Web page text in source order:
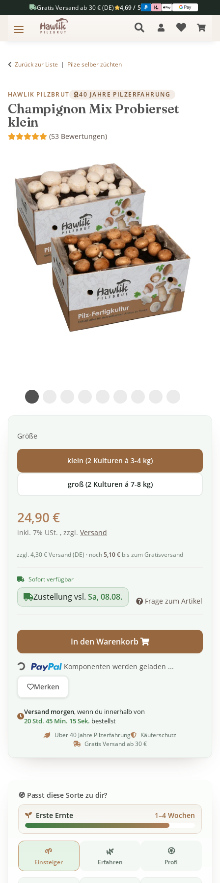
Gratis Versand ab 30 € (DE) 4,69 / 5
Zurück zur Liste Pilze selber züchten
HAWLIK PILZBRUT 40 JAHRE PILZERFAHRUNG
Champignon Mix Probierset
klein
(53 Bewertungen)
Passt diese Sorte zu dir?
Erste Ernte 1–4 Wochen
🌱
Einsteiger
🌿
Erfahren
🏵️
Profi
Größe
klein (2 Kulturen á 3-4 kg)
groß (2 Kulturen á 7-8 kg)
24,90 €
inkl. 7% USt. , zzgl. Versand
zzgl. 4,30 € Versand (DE) · noch5,10 € bis zum Gratisversand
Sofort verfügbar
Zustellung vsl. Sa, 08.08. Frage zum Artikel
In den Warenkorb
Loading... Komponenten werden geladen ...
Merken
Versand morgen, wenn du innerhalb von
20 Std. 45 Min. 14 Sek. bestellst
Über 40 Jahre Pilzerfahrung
Käuferschutz
Gratis Versand ab 30 €